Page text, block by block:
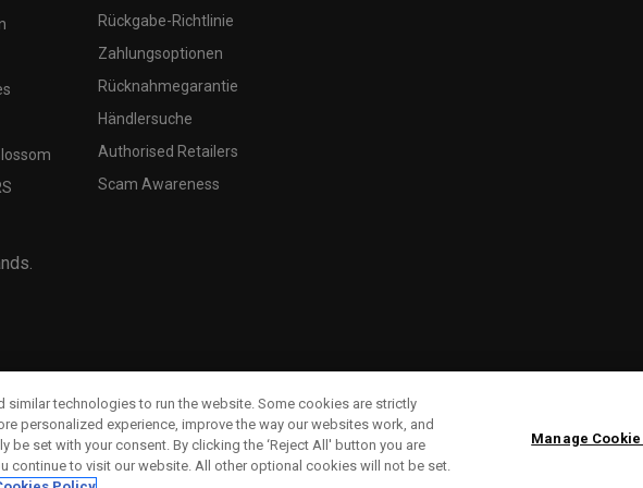
Rückgabe-Richtlinie
Zahlungsoptionen
Rücknahmegarantie
Händlersuche
Authorised Retailers
Scam Awareness
similar technologies to run the website. Some cookies are strictly
personalized experience, improve the way our websites work, and
set with your consent. By clicking the ‘Reject All' button you are
continue to visit our website. All other optional cookies will not be set.
Manage